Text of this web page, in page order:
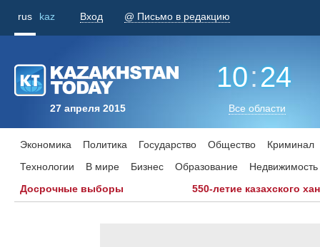
rus kaz Вход @ Письмо в редакцию
27 апреля 2015
10:24
Все области
Экономика Политика Государство Общество
Криминал
Технологии
В мире Бизнес Образование
Недвижимость
Досрочные выборы
550-летие казахского